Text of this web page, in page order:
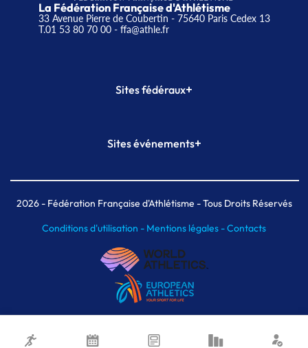
La Fédération Française d'Athlétisme
33 Avenue Pierre de Coubertin - 75640 Paris Cedex 13
T.01 53 80 70 00- ffa@athle.fr
Sites fédéraux+
Plateforme Formation
Sites événements+
Meeting de Paris indoor
MAIF Ekiden de Paris
2026- Fédération Française d'Athlétisme - Tous Droits Réservés
Conditions d'utilisation - Mentions légales -Contacts